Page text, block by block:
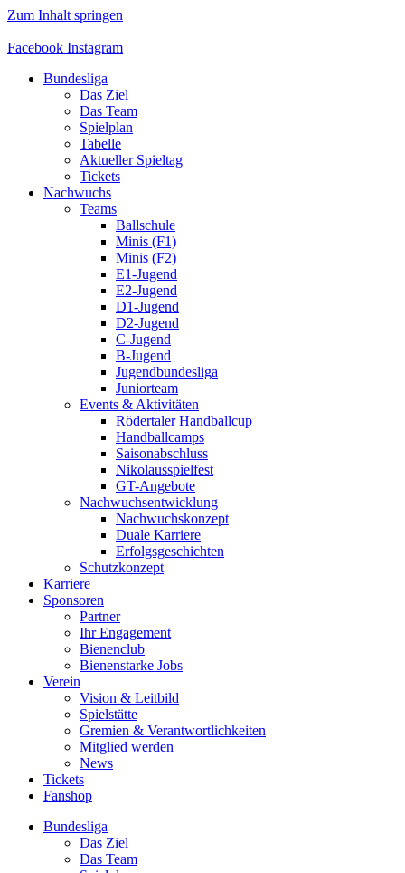
Zum Inhalt springen
Facebook Instagram
Bundesliga
Das Ziel
Das Team
Spielplan
Tabelle
Aktueller Spieltag
Tickets
Nachwuchs
Teams
Ballschule
Minis (F1)
Minis (F2)
E1-Jugend
E2-Jugend
D1-Jugend
D2-Jugend
C-Jugend
B-Jugend
Jugendbundesliga
Juniorteam
Events & Aktivitäten
Rödertaler Handballcup
Handballcamps
Saisonabschluss
Nikolausspielfest
GT-Angebote
Nachwuchsentwicklung
Nachwuchskonzept
Duale Karriere
Erfolgsgeschichten
Schutzkonzept
Karriere
Sponsoren
Partner
Ihr Engagement
Bienenclub
Bienenstarke Jobs
Verein
Vision & Leitbild
Spielstätte
Gremien & Verantwortlichkeiten
Mitglied werden
News
Tickets
Fanshop
Bundesliga
Das Ziel
Das Team